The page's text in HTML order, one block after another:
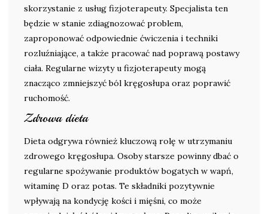
skorzystanie z usług fizjoterapeuty. Specjalista ten
będzie w stanie zdiagnozować problem,
zaproponować odpowiednie ćwiczenia i techniki
rozluźniające, a także pracować nad poprawą postawy
ciała. Regularne wizyty u fizjoterapeuty mogą
znacząco zmniejszyć ból kręgosłupa oraz poprawić
ruchomość.
Zdrowa dieta
Dieta odgrywa również kluczową rolę w utrzymaniu
zdrowego kręgosłupa. Osoby starsze powinny dbać o
regularne spożywanie produktów bogatych w wapń,
witaminę D oraz potas. Te składniki pozytywnie
wpływają na kondycję kości i mięśni, co może